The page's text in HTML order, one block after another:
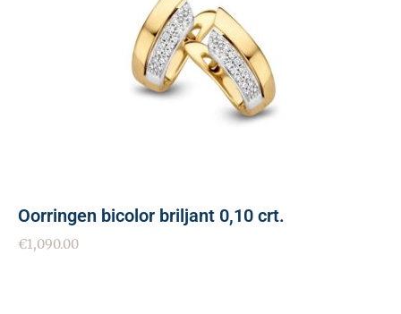
Oorringen bicolor briljant 0,10 crt.
€1,090.00